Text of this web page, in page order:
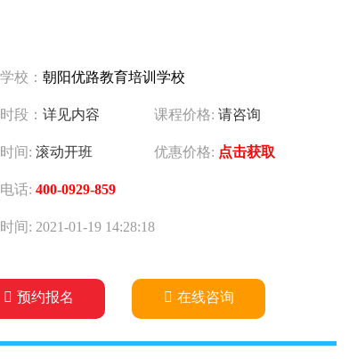
校： 朝阳优路教育培训学校
段： 详见内容 课程价格: 请咨询
间: 滚动开班 优惠价格: 点击获取
话: 400-0929-859
间: 2021-01-19 14:28:18
预约报名 在线咨询